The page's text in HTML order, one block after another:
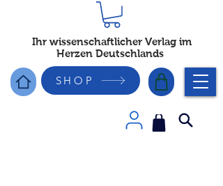
Ihr wissenschaftlicher Verlag im
Herzen Deutschlands
SHOP